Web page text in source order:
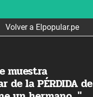
Volver a Elpopular.pe
muestra
de la PÉRDIDA de